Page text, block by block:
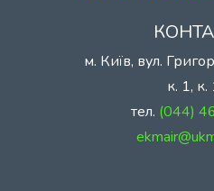
м. Київ, вул.
к. 1,
тел. (044)